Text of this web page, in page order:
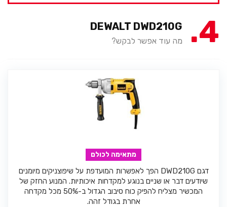
4
DEWALT DWD210G
מה עוד אפשר לבקש?
מתאימה לכולם
דגם DWD210G הפך לאפשרות המועדפת על שיפוצניקים מיומנים
שיודעים דבר או שניים בנוגע למקדחות איכותיות. המנוע החזק של
המכשיר מצליח להפיק כוח סיבוב הגדול ב-50% מכל מקדחה
אחרת בגודל זהה.